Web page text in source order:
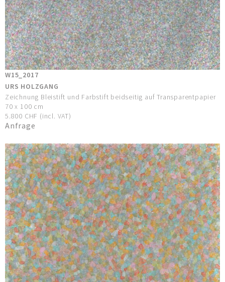
W15_2017
URS HOLZGANG
Zeichnung Bleistift und Farbstift beidseitig auf Transparentpapier
70 x 100 cm
5.800 CHF (incl. VAT)
Anfrage